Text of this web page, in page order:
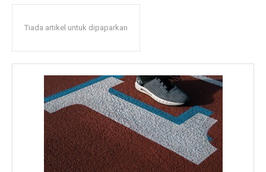
Tiada artikel untuk dipaparkan